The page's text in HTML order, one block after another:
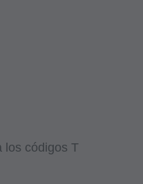
los códigos T